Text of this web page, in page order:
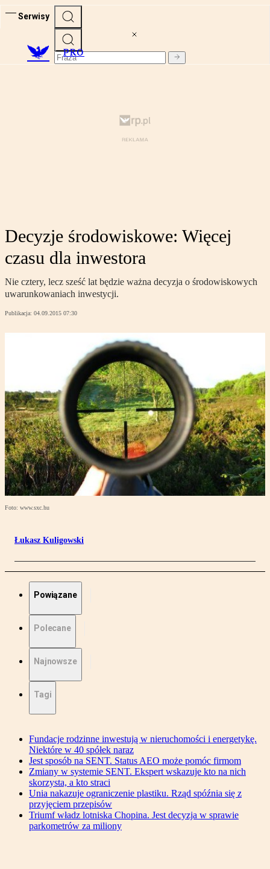
Serwisy
PRO
Decyzje środowiskowe: Więcej
czasu dla inwestora
Nie cztery, lecz sześć lat będzie ważna decyzja o środowiskowych
uwarunkowaniach inwestycji.
Publikacja: 04.09.2015 07:30
Foto: www.sxc.hu
Łukasz Kuligowski
Powiązane
Polecane
Najnowsze
Tagi
Fundacje rodzinne inwestują w nieruchomości i energetykę.
Niektóre w 40 spółek naraz
Jest sposób na SENT. Status AEO może pomóc firmom
Zmiany w systemie SENT. Ekspert wskazuje kto na nich
skorzysta, a kto straci
Unia nakazuje ograniczenie plastiku. Rząd spóźnia się z
przyjęciem przepisów
Triumf władz lotniska Chopina. Jest decyzja w sprawie
parkometrów za miliony